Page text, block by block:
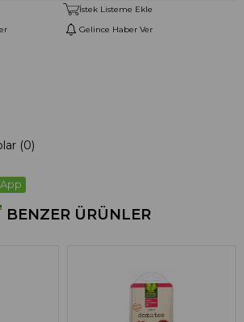
İstek Listeme Ekle
Gelince Haber Ver
(0)
BENZER ÜRÜNLER